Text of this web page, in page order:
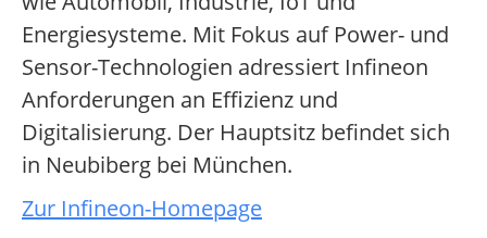
Energiesysteme. Mit Fokus auf Power- und
Sensor-Technologien adressiert Infineon
Anforderungen an Effizienz und
Digitalisierung. Der Hauptsitz befindet sich
in Neubiberg bei München.
Zur Infineon-Homepage